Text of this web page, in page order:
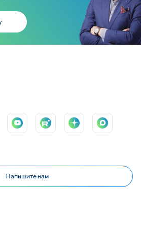
Напишите нам